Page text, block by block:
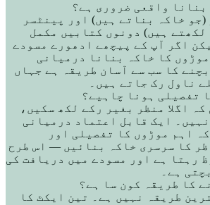
واقعی ضروری ہے؟
(جو خاکہ بناتے ہیں) اور پینٹسر
لکھتے ہیں) دونوں کتابیں مکمل
اگر آپ کے پیچھے ادھورے مسودے
کا خاکہ بنانا درمیانی
کا سب سے آسان طریقہ ہے جہاں
ناول رک جاتے ہیں۔
تفصیلی ہونا چاہیے؟
اگلا منظر بغیر رکے لکھ سکیں،
ایک قابل اعتماد درمیانی
اہم موڑوں کا تفصیلی اور
کا سرسری خاکہ بنائیں — اس طرح
رہتا ہے اور مسودے میں دریافت کی
ہے۔
کا طریقہ کون سا ہے؟
طریقہ نہیں ہے۔ تین ایکٹ کا